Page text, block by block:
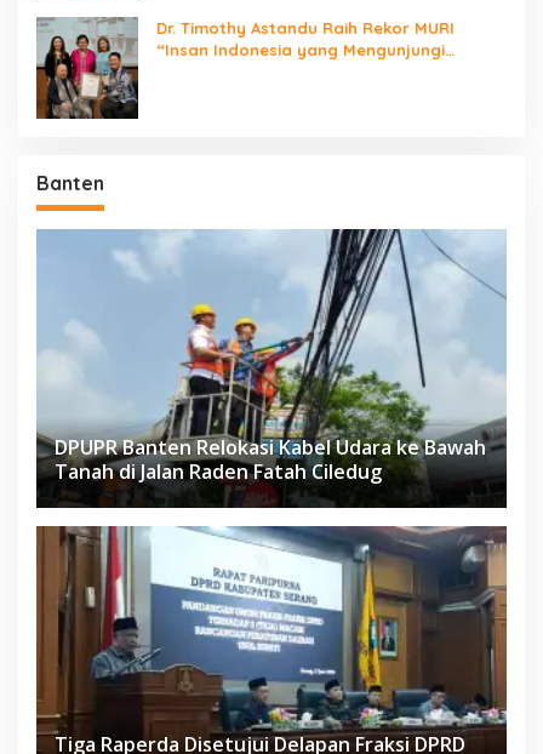
Dr. Timothy Astandu Raih Rekor MURI
“Insan Indonesia yang Mengunjungi
Banten
DPUPR Banten Relokasi Kabel Udara ke Bawah
Tanah di Jalan Raden Fatah Ciledug
Tiga Raperda Disetujui Delapan Fraksi DPRD